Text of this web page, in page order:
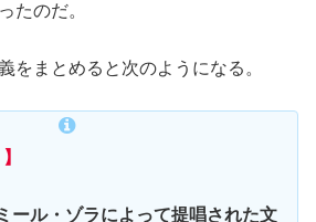
たのだ。
をまとめると次のようになる。
ール・ゾラによって提唱された文